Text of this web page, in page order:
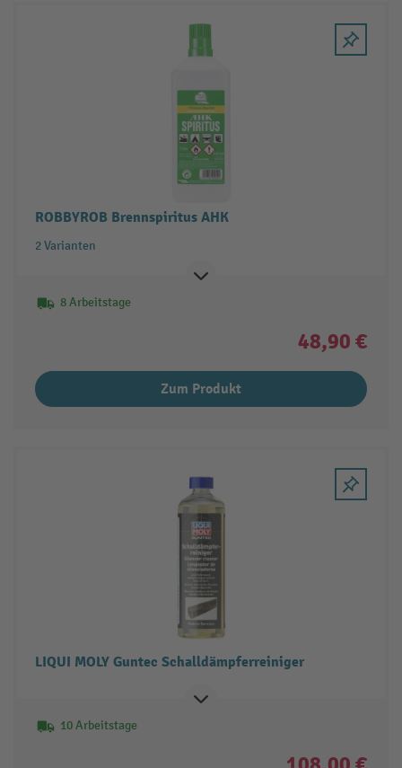
ROBBYROB Brennspiritus AHK
2 Varianten
8 Arbeitstage
48,90 €
Zum Produkt
LIQUI MOLY Guntec Schalldämpferreiniger
10 Arbeitstage